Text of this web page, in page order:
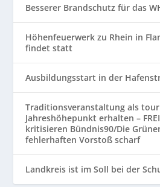
Besserer Brandschutz für das
Höhenfeuerwerk zu Rhein in
findet statt
Ausbildungsstart in der
Traditionsveranstaltung als
Jahreshöhepunkt erhalten –
kritisieren Bündnis90/Die
fehlerhaften Vorstoß scharf
Landkreis ist im Soll bei der